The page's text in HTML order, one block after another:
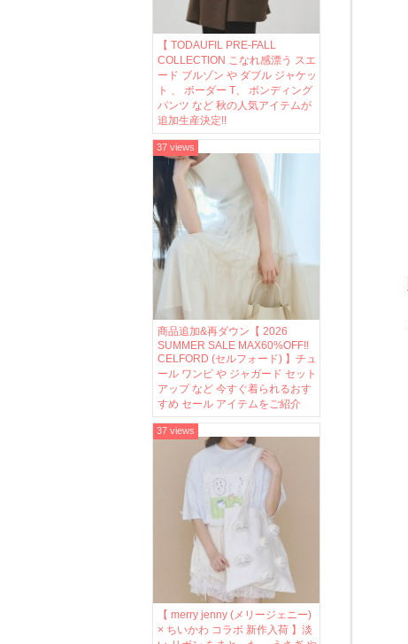
【 TODAUFIL PRE-FALL
COLLECTION こなれ感漂う スエ
ード ブルゾン や ダブル ジャケッ
ト 、 ボーダー T、 ボンディング
パンツ など 秋の人気アイテムが
追加生産決定!!
商品追加&再ダウン【 2026
SUMMER SALE MAX60%OFF!!
CELFORD (セルフォード) 】チュ
ール ワンピ や ジャガード セット
アップ など 今すぐ着られるおす
すめ セール アイテムをご紹介
37 views
【 merry jenny (メリージェニー)
× ちいかわ コラボ 新作入荷 】淡
37 views